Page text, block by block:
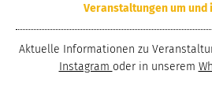
Veranstaltungen um und
Aktuelle Informationen zu
Instagram oder in unserem